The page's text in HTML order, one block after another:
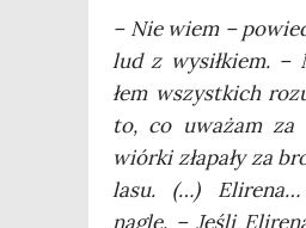
– Nie wiem –
lud z wysił­kiem. –
łem wszyst­kich
to, co uwa­żam
wiór­ki zła­pa­ły za
lasu. (…)
nagle. – Jeśli